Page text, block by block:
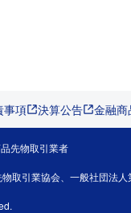
事項 決算公告 金融
先物取引業者
取引業協会、一般社団法